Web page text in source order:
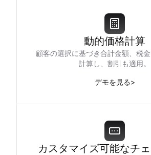
動的価格計算
顧客の選択に基づき合計金額、税
計算し、割引も適用。
デモを見る>
カスタマイズ可能なチ